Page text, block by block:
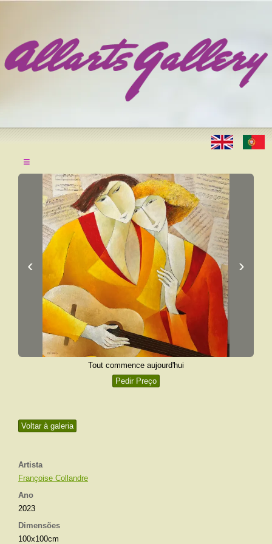
≡
Voltar à galeria
Artista
Françoise Collandre
Ano
2023
Dimensões
100x100cm
‹ ›
Tout commence aujourd'hui
Pedir Preço